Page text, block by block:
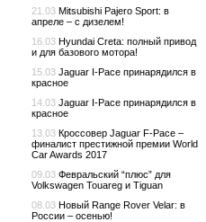
21.03 Mitsubishi Pajero Sport: в
апреле – с дизелем!
16.03 Hyundai Creta: полный привод
и для базового мотора!
15.03 Jaguar I-Pace принарядился в
красное
14.03 Jaguar I-Pace принарядился в
красное
13.03 Кроссовер Jaguar F-Pace –
финалист престижной премии World
Car Awards 2017
09.03 Февральский “плюс” для
Volkswagen Touareg и Tiguan
08.03 Новый Range Rover Velar: в
России – осенью!